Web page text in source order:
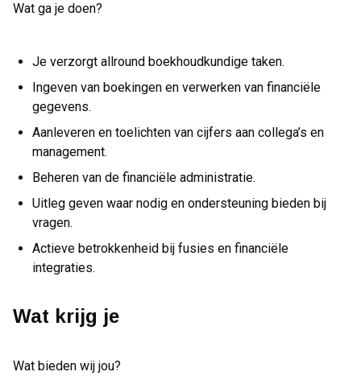
Wat ga je doen?
Je verzorgt allround boekhoudkundige taken.
Ingeven van boekingen en verwerken van financiële
gegevens.
Aanleveren en toelichten van cijfers aan collega’s en
management.
Beheren van de financiële administratie.
Uitleg geven waar nodig en ondersteuning bieden bij
vragen.
Actieve betrokkenheid bij fusies en financiële
integraties.
Wat krijg je
Wat bieden wij jou?